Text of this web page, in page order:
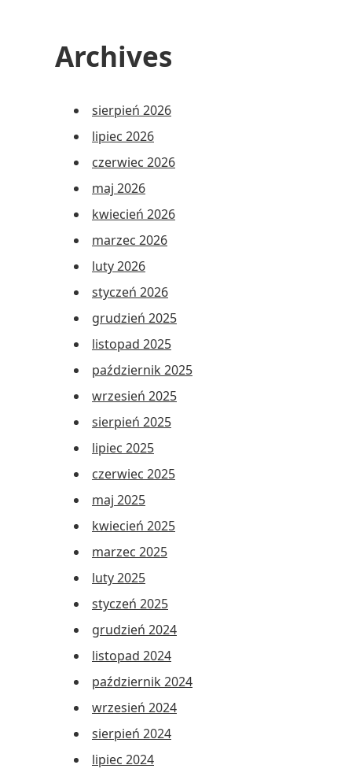
Archives
sierpień 2026
lipiec 2026
czerwiec 2026
maj 2026
kwiecień 2026
marzec 2026
luty 2026
styczeń 2026
grudzień 2025
listopad 2025
październik 2025
wrzesień 2025
sierpień 2025
lipiec 2025
czerwiec 2025
maj 2025
kwiecień 2025
marzec 2025
luty 2025
styczeń 2025
grudzień 2024
listopad 2024
październik 2024
wrzesień 2024
sierpień 2024
lipiec 2024